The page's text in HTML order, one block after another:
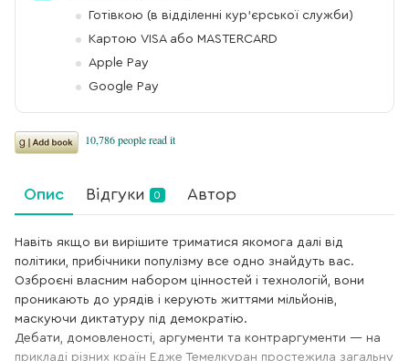
Готівкою (в відділенні кур'єрської служби)
Картою VISA або MASTERCARD
Apple Pay
Google Pay
Опис Відгуки 0 Автор
Навіть якщо ви вирішите триматися якомога далі від
політики, прибічники популізму все одно знайдуть вас.
Озброєні власним набором цінностей і технологій, вони
проникають до урядів і керують життями мільйонів,
маскуючи диктатуру під демократію.
Дебати, домовленості, аргументи та контраргументи — на
прикладі різних країн Едже Темелкуран простежила загальну